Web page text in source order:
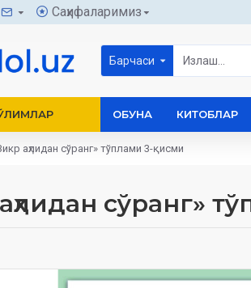
Саҳифаларимиз
Барчаси
ОБУНА КИТОБЛАР
аҳлидан сўранг» тўплами 3-қисми
сўранг»